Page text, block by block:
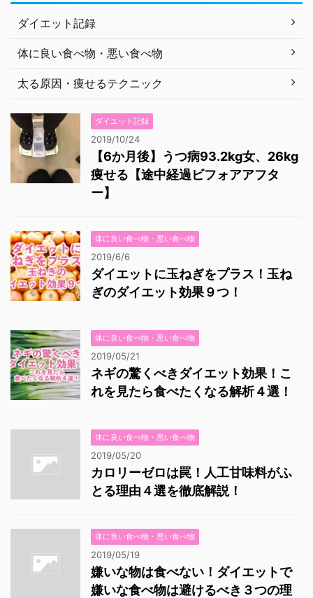
ダイエット記録
体に良い食べ物・悪い食べ物
太る原因・痩せるテクニック
ダイエット記録
2019/10/24
【6か月後】うつ病93.2kg女、26kg
痩せる【途中経過ビフォアアフタ
ー】
体に良い食べ物・悪い食べ物
2019/6/6
ダイエットに玉ねぎをプラス！玉ね
ぎのダイエット効果９つ！
体に良い食べ物・悪い食べ物
2019/05/21
ネギの驚くべきダイエット効果！こ
れを見たら食べたくなる解析４選！
体に良い食べ物・悪い食べ物
2019/05/20
カロリーゼロは罠！人工甘味料がふ
とる理由４選を徹底解説！
体に良い食べ物・悪い食べ物
2019/05/19
嫌いな物は食べない！ダイエットで
嫌いな食べ物は避けるべき３つの理